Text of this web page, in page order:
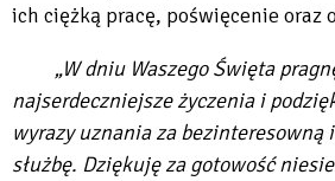
ich ciężką pracę, poświęcenie oraz
„W dniu Waszego Święta pragnę
najserdeczniejsze życzenia i
wyrazy uznania za bezinteresowną
służbę. Dziękuję za gotowość